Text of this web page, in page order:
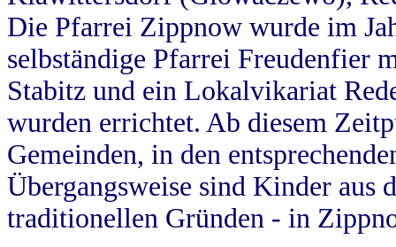
Die Pfarrei Zippnow wurde im
selbständige Pfarrei Freudenfier
Stabitz und ein Lokalvikariat
wurden errichtet. Ab diesem
Gemeinden, in den
Übergangsweise sind Kinder aus
traditionellen Gründen - in